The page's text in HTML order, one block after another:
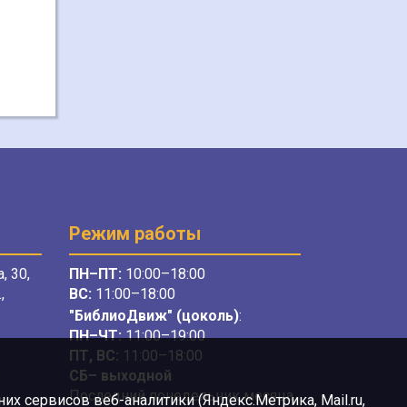
30,
Режим работы
ПН–ПТ: 10:00–18:00
ВС: 11:00–18:00
"БиблиоДвиж" (цоколь):
ПН–ЧТ:11:00–19:00
ПТ, ВС: 11:00–18:00
СБ– выходной
Последний понедельник месяца
сервисов веб-аналитики (Яндекс.Метрика, Mail.ru,